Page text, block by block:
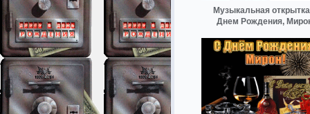
Музыкальная
Днем Рождения,